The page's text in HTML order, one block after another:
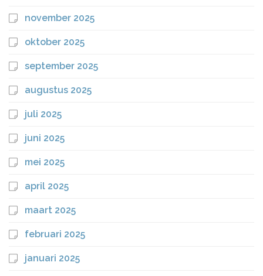
november 2025
oktober 2025
september 2025
augustus 2025
juli 2025
juni 2025
mei 2025
april 2025
maart 2025
februari 2025
januari 2025